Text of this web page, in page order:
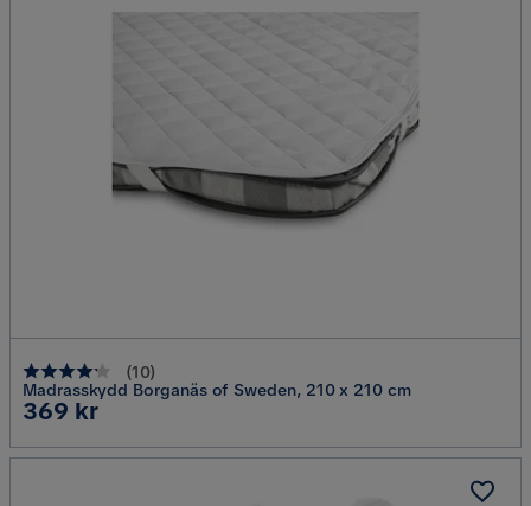
(10)
Madrasskydd Borganäs of Sweden, 210 x 210 cm
Pris
369 kr